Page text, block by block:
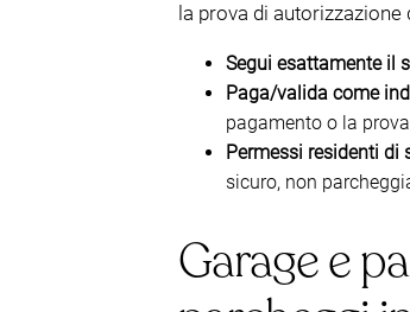
la prova di
Segui esattamente il
Paga/valida come
pagamento o la
Permessi residenti di
sicuro, non
Garage e